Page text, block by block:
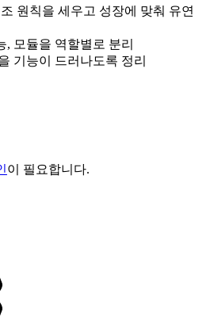
원칙을 세우고 성장에 맞춰 유연
, 모듈을 역할별로 분리
기능이 드러나도록 정리
이 필요합니다.